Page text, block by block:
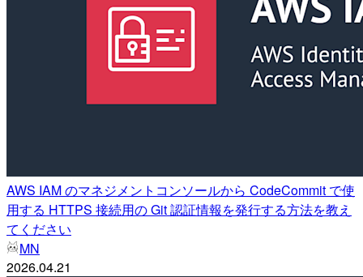
AWS IAM のマネジメントコンソールから CodeCommit で使
用する HTTPS 接続用の Git 認証情報を発行する方法を教え
てください
MN
2026.04.21